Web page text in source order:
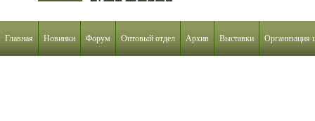
Главная Новинки Форум Оптовый отдел Архив Выставки Организация